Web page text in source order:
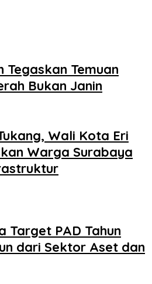
Tegaskan Temuan
Bukan Janin
Wali Kota Eri
Warga Surabaya
Target PAD Tahun
dari Sektor Aset dan